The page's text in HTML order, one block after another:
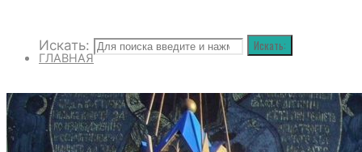
Искать: Искать:
ГЛАВНАЯ
О СОБОРЕ